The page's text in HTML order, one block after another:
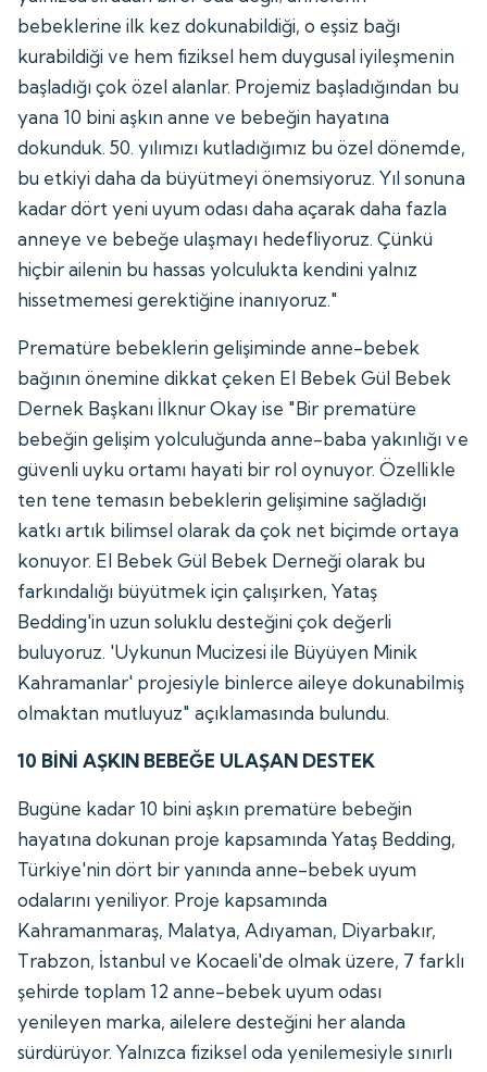
bebeklerine ilk kez dokunabildiği, o eşsiz bağı
kurabildiği ve hem fiziksel hem duygusal iyileşmenin
başladığı çok özel alanlar. Projemiz başladığından bu
yana 10 bini aşkın anne ve bebeğin hayatına
dokunduk. 50. yılımızı kutladığımız bu özel dönemde,
bu etkiyi daha da büyütmeyi önemsiyoruz. Yıl sonuna
kadar dört yeni uyum odası daha açarak daha fazla
anneye ve bebeğe ulaşmayı hedefliyoruz. Çünkü
hiçbir ailenin bu hassas yolculukta kendini yalnız
hissetmemesi gerektiğine inanıyoruz."
Prematüre bebeklerin gelişiminde anne-bebek
bağının önemine dikkat çeken El Bebek Gül Bebek
Dernek Başkanı İlknur Okay ise "Bir prematüre
bebeğin gelişim yolculuğunda anne-baba yakınlığı ve
güvenli uyku ortamı hayati bir rol oynuyor. Özellikle
ten tene temasın bebeklerin gelişimine sağladığı
katkı artık bilimsel olarak da çok net biçimde ortaya
konuyor. El Bebek Gül Bebek Derneği olarak bu
farkındalığı büyütmek için çalışırken, Yataş
Bedding'in uzun soluklu desteğini çok değerli
buluyoruz. 'Uykunun Mucizesi ile Büyüyen Minik
Kahramanlar' projesiyle binlerce aileye dokunabilmiş
olmaktan mutluyuz" açıklamasında bulundu.
10 BİNİ AŞKIN BEBEĞE ULAŞAN DESTEK
Bugüne kadar 10 bini aşkın prematüre bebeğin
hayatına dokunan proje kapsamında Yataş Bedding,
Türkiye'nin dört bir yanında anne-bebek uyum
odalarını yeniliyor. Proje kapsamında
Kahramanmaraş, Malatya, Adıyaman, Diyarbakır,
Trabzon, İstanbul ve Kocaeli'de olmak üzere, 7 farklı
şehirde toplam 12 anne-bebek uyum odası
yenileyen marka, ailelere desteğini her alanda
sürdürüyor. Yalnızca fiziksel oda yenilemesiyle sınırlı